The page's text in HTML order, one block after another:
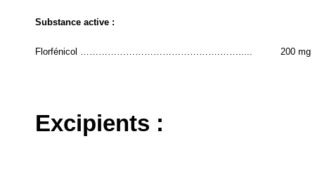
Substance active :
Florfénicol ……………………………………….……..... 200 mg
Excipients :